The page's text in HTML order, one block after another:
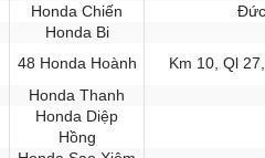
Honda Chiến
Honda Bi
48 Honda Hoành
Km 10, Ql
Honda Thanh
Honda Diệp
Hồng